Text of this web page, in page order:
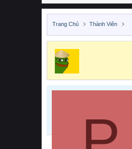
Trang Chủ Thành Viên